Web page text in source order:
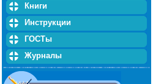
Книги
Инструкции
ГОСТы
Журналы